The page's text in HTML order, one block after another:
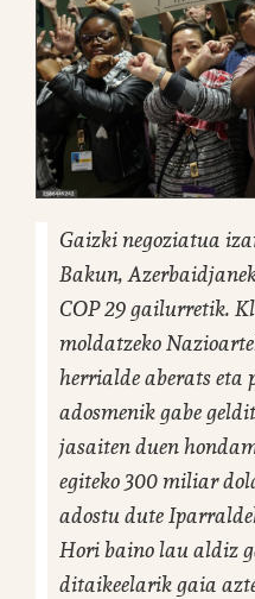
Gaizki negoziatua
Bakun,
COP 29 gailurretik.
moldatzeko
herrialde aberats eta
adosmenik gabe
jasaiten duen
egiteko 300 miliar
adostu dute
Hori baino lau aldiz
ditaikeelarik gaia